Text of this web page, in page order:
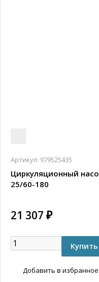
Артикул: 979525435
Циркуляционный
25/60-180
21 307 ₽
Добавить в избранное